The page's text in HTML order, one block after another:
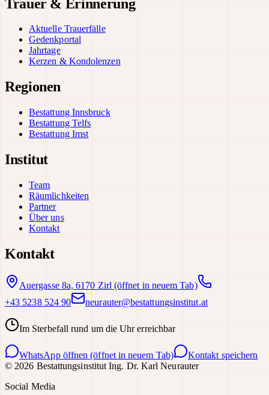
Trauer & Erinnerung
Aktuelle Trauerfälle
Gedenkportal
Jahrtage
Kerzen & Kondolenzen
Regionen
Bestattung Innsbruck
Bestattung Telfs
Bestattung Imst
Institut
Team
Räumlichkeiten
Partner
Über uns
Kontakt
Kontakt
Auergasse 8a, 6170 Zirl (öffnet in neuem Tab)
+43 5238 524 90
neurauter@bestattungsinstitut.at
Im Sterbefall rund um die Uhr erreichbar
WhatsApp öffnen (öffnet in neuem Tab)
Kontakt speichern
© 2026 Bestattungsinstitut Ing. Dr. Karl Neurauter
Social Media